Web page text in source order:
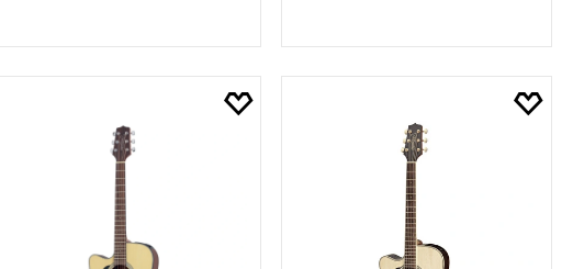
SEPETE EKLE SEPETE EKLE